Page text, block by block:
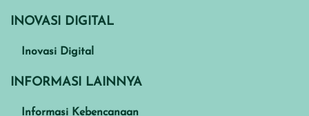
INOVASI DIGITAL
Inovasi Digital
INFORMASI LAINNYA
Informasi Kebencanaan